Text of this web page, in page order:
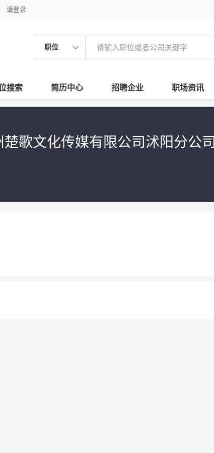
请登录
职位
搜索 简历中心 招聘企业 职场资讯
楚歌文化传媒有限公司沭阳分公司